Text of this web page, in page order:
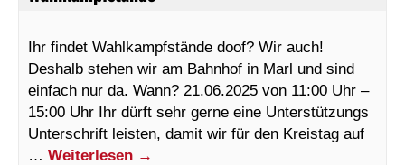
Ihr findet Wahlkampfstände doof? Wir auch!
Deshalb stehen wir am Bahnhof in Marl und sind
einfach nur da. Wann? 21.06.2025 von 11:00 Uhr –
15:00 Uhr Ihr dürft sehr gerne eine Unterstützungs
Unterschrift leisten, damit wir für den Kreistag auf
… Weiterlesen →